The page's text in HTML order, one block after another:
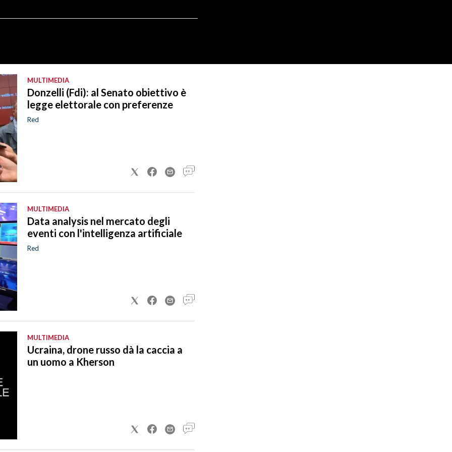
MULTIMEDIA
Donzelli (Fdi): al Senato obiettivo è
legge elettorale con preferenze
Red
MULTIMEDIA
Data analysis nel mercato degli
eventi con l'intelligenza artificiale
Red
MULTIMEDIA
Ucraina, drone russo dà la caccia a
un uomo a Kherson